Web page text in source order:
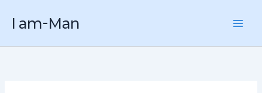
로
I am-Man